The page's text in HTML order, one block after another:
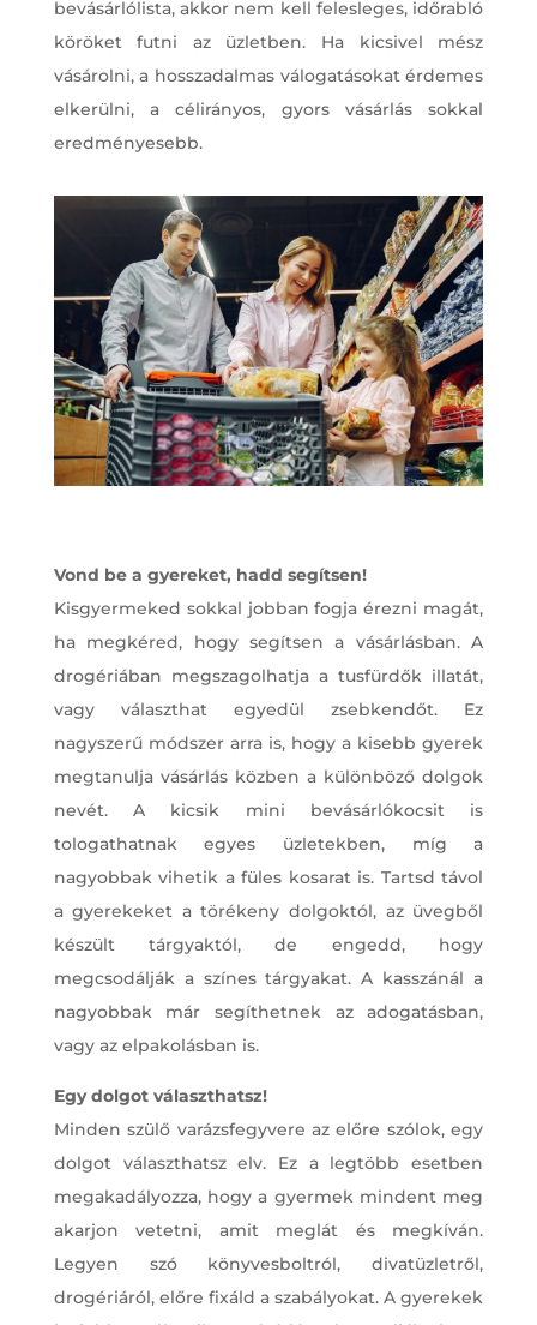
bevásárlólista, akkor nem kell felesleges, időrabló
köröket futni az üzletben. Ha kicsivel mész
vásárolni, a hosszadalmas válogatásokat érdemes
elkerülni, a célirányos, gyors vásárlás sokkal
eredményesebb.
Vond be a gyereket, hadd segítsen!
Kisgyermeked sokkal jobban fogja érezni magát,
ha megkéred, hogy segítsen a vásárlásban. A
drogériában megszagolhatja a tusfürdők illatát,
vagy választhat egyedül zsebkendőt. Ez
nagyszerű módszer arra is, hogy a kisebb gyerek
megtanulja vásárlás közben a különböző dolgok
nevét. A kicsik mini bevásárlókocsit is
tologathatnak egyes üzletekben, míg a
nagyobbak vihetik a füles kosarat is. Tartsd távol
a gyerekeket a törékeny dolgoktól, az üvegből
készült tárgyaktól, de engedd, hogy
megcsodálják a színes tárgyakat. A kasszánál a
nagyobbak már segíthetnek az adogatásban,
vagy az elpakolásban is.
Egy dolgot választhatsz!
Minden szülő varázsfegyvere az előre szólok, egy
dolgot választhatsz elv. Ez a legtöbb esetben
megakadályozza, hogy a gyermek mindent meg
akarjon vetetni, amit meglát és megkíván.
Legyen szó könyvesboltról, divatüzletről,
drogériáról, előre fixáld a szabályokat. A gyerekek